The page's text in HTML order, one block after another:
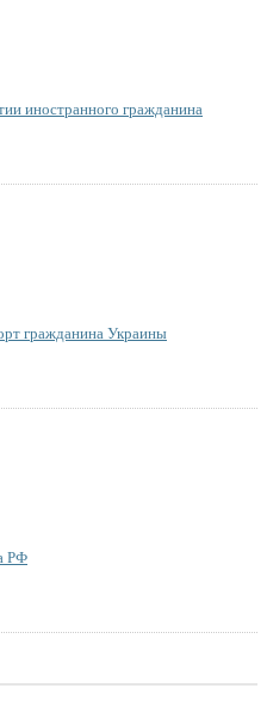
иностранного гражданина
гражданина Украины
РФ